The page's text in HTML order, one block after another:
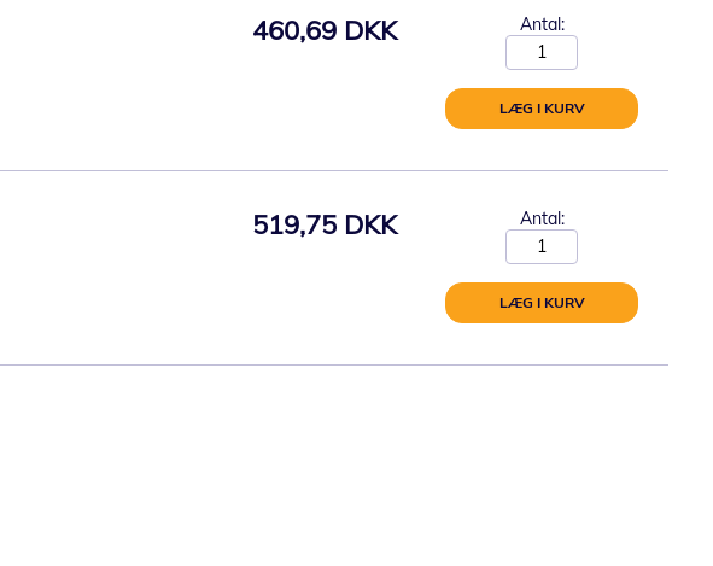
460,69 DKK Antal:
LÆG I KURV
519,75 DKK Antal:
LÆG I KURV